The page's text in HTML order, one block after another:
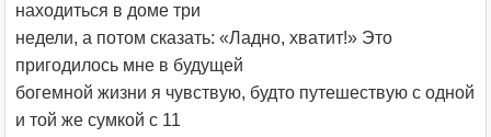
находиться в доме три
недели, а потом сказать: «Ладно, хватит!» Это
пригодилось мне в будущей
богемной жизни я чувствую, будто путешествую с одной
и той же сумкой с 11